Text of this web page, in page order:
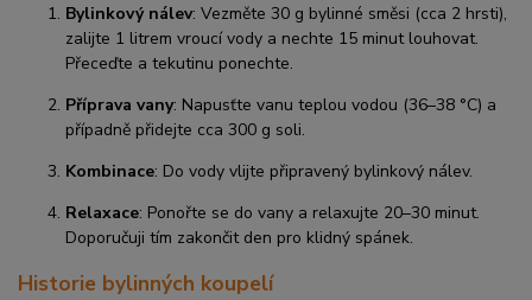
Bylinkový nálev: Vezměte 30 g bylinné směsi (cca 2 hrsti),
zalijte 1 litrem vroucí vody a nechte 15 minut louhovat.
Přeceďte a tekutinu ponechte.
Příprava vany: Napusťte vanu teplou vodou (36–38 °C) a
případně přidejte cca 300 g soli.
Kombinace: Do vody vlijte připravený bylinkový nálev.
Relaxace: Ponořte se do vany a relaxujte 20–30 minut.
Doporučuji tím zakončit den pro klidný spánek.
Historie bylinných koupelí